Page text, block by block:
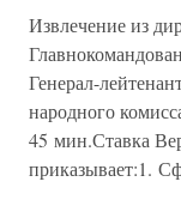
Извлечение из
Генерал-
народного
45 мин.Ставка
приказывает:1.